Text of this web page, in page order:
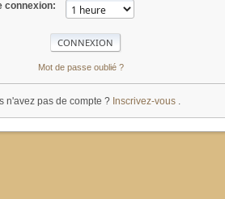
connexion:
Mot de passe oublié ?
n'avez pas de compte ? Inscrivez-vous .